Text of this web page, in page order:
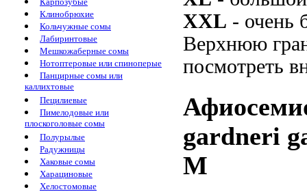
Клинобрюхие
Кольчужные сомы
Лабиринтовые
Мешкожаберные сомы
Нотоптеровые или спиноперые
Панцирные сомы или
каллихтовые
Пецилиевые
Пимелодовые или
плоскоголовые сомы
Полурылые
Радужницы
Хаковые сомы
Харациновые
Хелостомовые
XXL - очень
Верхнюю
посмотреть
gardneri
M